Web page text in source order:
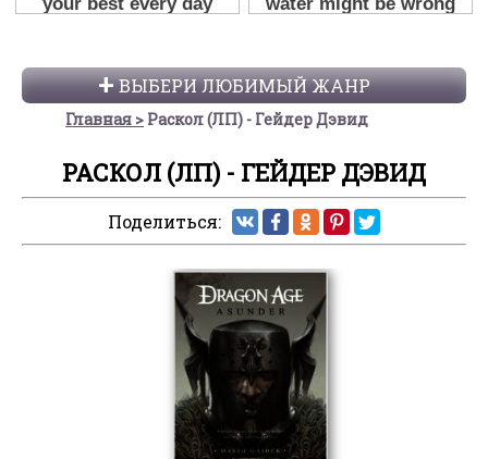
ВЫБЕРИ ЛЮБИМЫЙ ЖАНР
Главная Раскол (ЛП) - Гейдер Дэвид
РАСКОЛ (ЛП) - ГЕЙДЕР ДЭВИД
Поделиться: